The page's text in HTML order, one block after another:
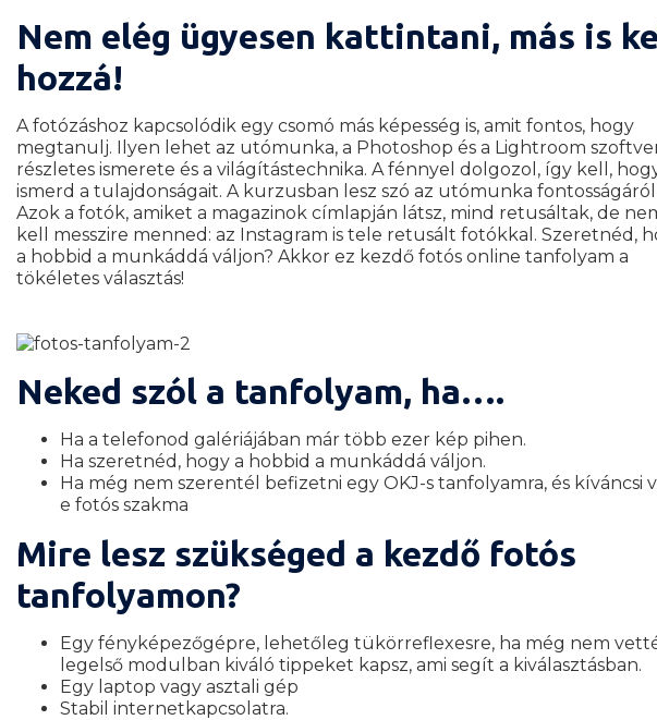
Nem elég ügyesen kattintani, más is
hozzá!
A fotózáshoz kapcsolódik egy csomó más képesség is, amit fontos, hogy
megtanulj. Ilyen lehet az utómunka, a Photoshop és a Lightroom
részletes ismerete és a világítástechnika. A fénnyel dolgozol, így kell,
ismerd a tulajdonságait. A kurzusban lesz szó az utómunka fontosságáról
Azok a fotók, amiket a magazinok címlapján látsz, mind retusáltak, de
kell messzire menned: az Instagram is tele retusált fotókkal. Szeretnéd,
a hobbid a munkáddá váljon? Akkor ez kezdő fotós online tanfolyam a
tökéletes választás!
Neked szól a tanfolyam, ha….
Ha a telefonod galériájában már több ezer kép pihen.
Ha szeretnéd, hogy a hobbid a munkáddá váljon.
Ha még nem szerentél befizetni egy OKJ-s tanfolyamra, és kíváncsi
e fotós szakma
Mire lesz szükséged a kezdő fotós
tanfolyamon?
Egy fényképezőgépre, lehetőleg tükörreflexesre, ha még nem
legelső modulban kiváló tippeket kapsz, ami segít a kiválasztásban.
Egy laptop vagy asztali gép
Stabil internetkapcsolatra.